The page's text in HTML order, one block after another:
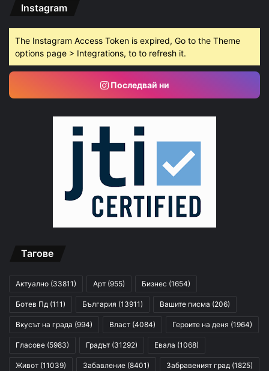
Instagram
The Instagram Access Token is expired, Go to the Theme
options page > Integrations, to to refresh it.
Последвай ни
Тагове
Актуално (33811) Арт (955) Бизнес (1654)
Ботев Пд (111) България (13911) Вашите писма (206)
Вкусът на града (994) Власт (4084) Героите на деня (1964)
Гласове (5983) Градът (31292) Евала (1068)
Живот (11039) Забавление (8401) Забравеният град (1825)